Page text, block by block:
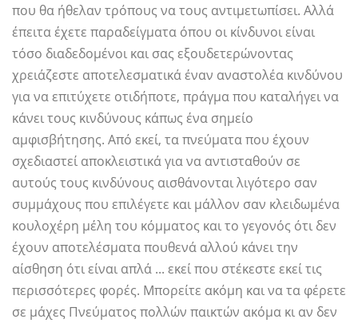
που θα ήθελαν τρόπους να τους αντιμετωπίσει. Αλλά
έπειτα έχετε παραδείγματα όπου οι κίνδυνοι είναι
τόσο διαδεδομένοι και σας εξουδετερώνοντας
χρειάζεστε αποτελεσματικά έναν αναστολέα κινδύνου
για να επιτύχετε οτιδήποτε, πράγμα που καταλήγει να
κάνει τους κινδύνους κάπως ένα σημείο
αμφισβήτησης. Από εκεί, τα πνεύματα που έχουν
σχεδιαστεί αποκλειστικά για να αντισταθούν σε
αυτούς τους κινδύνους αισθάνονται λιγότερο σαν
συμμάχους που επιλέγετε και μάλλον σαν κλειδωμένα
κουλοχέρη μέλη του κόμματος και το γεγονός ότι δεν
έχουν αποτελέσματα πουθενά αλλού κάνει την
αίσθηση ότι είναι απλά ... εκεί που στέκεστε εκεί τις
περισσότερες φορές. Μπορείτε ακόμη και να τα φέρετε
σε μάχες Πνεύματος πολλών παικτών ακόμα κι αν δεν